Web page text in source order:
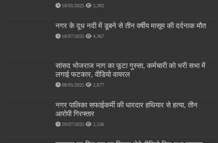
18/05/2025 5,392
नगर के दूध नदी में डूबने से तीन वर्षीय मासूम की दर्दनाक मौत
18/07/2025 4,367
सांसद भोजराज नाग का फूटा गुस्सा, कर्मचारी को भरी सभा में
लगाई फटकार, वीडियो वायरल
08/05/2025 2,677
नगर पालिका सफाईकर्मी की धारदार हथियार से हत्या, तीन
आरोपी गिरफ्तार
29/07/2025 2,536